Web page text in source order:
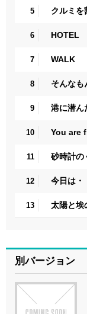
5 クルミを
6 HOTEL
7 WALK
8 そんなも
9 港に潜ん
10 You are
11 砂時計の
12 今日は・
13 太陽と埃
別バージョン